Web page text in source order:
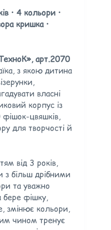
• 4 кольори •
кришка•
арт.2070
з якою дитина
власні
корпус із
цвяшків,
для творчості й
від 3 років,
з більш дрібними
та уважно
фішку,
змінює кольори,
чином тренує